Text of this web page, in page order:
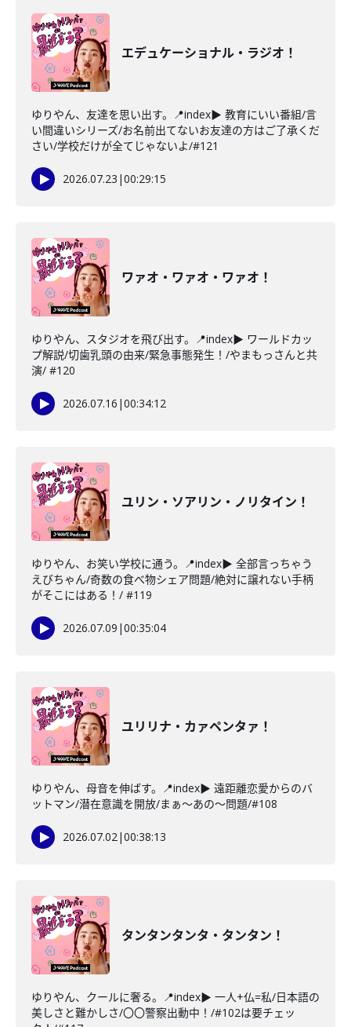
エデュケーショナル・ラジオ！
ゆりやん、友達を思い出す。📍index▶ 教育にいい番組/言
い間違いシリーズ/お名前出てないお友達の方はご了承くだ
さい/学校だけが全てじゃないよ/#121
2026.07.23 |00:29:15
ワァオ・ワァオ・ワァオ！
ゆりやん、スタジオを飛び出す。📍index▶ ワールドカッ
プ解説/切歯乳頭の由来/緊急事態発生！/やまもっさんと共
演/ #120
2026.07.16 |00:34:12
ユリン・ソアリン・ノリタイン！
ゆりやん、お笑い学校に通う。📍index▶ 全部言っちゃう
えびちゃん/奇数の食べ物シェア問題/絶対に譲れない手柄
がそこにはある！/ #119
2026.07.09 |00:35:04
ユリリナ・カァペンタァ！
ゆりやん、母音を伸ばす。📍index▶ 遠距離恋愛からのバ
ットマン/潜在意識を開放/まぁ～あの～問題/#108
2026.07.02|00:38:13
タンタンタンタ・タンタン！
ゆりやん、クールに奢る。📍index▶ 一人+仏=私/日本語の
美しさと難かしさ/〇〇警察出動中！/#102は要チェッ